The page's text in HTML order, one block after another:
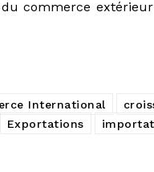
commerce
International
Exportations